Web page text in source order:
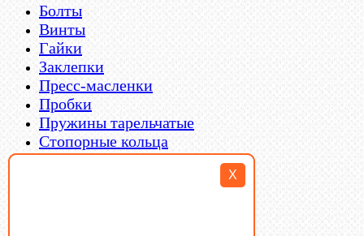
X
Болты
Винты
Гайки
Заклепки
Пресс-масленки
Пробки
Пружины тарельчатые
Стопорные кольца
Такелаж